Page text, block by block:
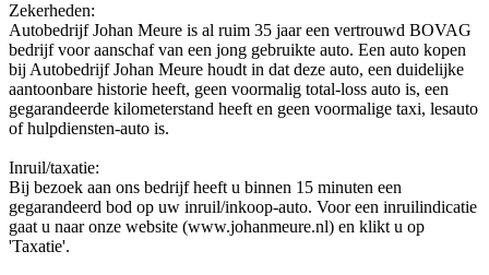
Zekerheden:
Autobedrijf Johan Meure is al ruim 35 jaar een vertrouwd BOVAG
bedrijf voor aanschaf van een jong gebruikte auto. Een auto kopen
bij Autobedrijf Johan Meure houdt in dat deze auto, een duidelijke
aantoonbare historie heeft, geen voormalig total-loss auto is, een
gegarandeerde kilometerstand heeft en geen voormalige taxi, lesauto
of hulpdiensten-auto is.
Inruil/taxatie:
Bij bezoek aan ons bedrijf heeft u binnen 15 minuten een
gegarandeerd bod op uw inruil/inkoop-auto. Voor een inruilindicatie
gaat u naar onze website (www.johanmeure.nl) en klikt u op
'Taxatie'.